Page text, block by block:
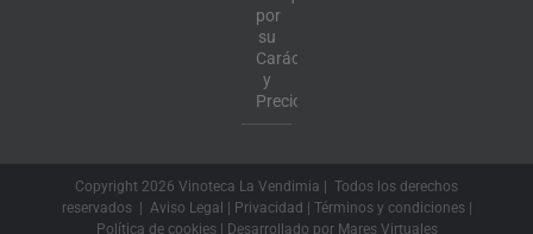
por
su
Carácter
y
Precio
Copyright 2026 Vinoteca La Vendimia | Todos los derechos
reservados | Aviso Legal Privacidad Términos y condiciones|
Política de cookies| Desarrollado por Mares Virtuales